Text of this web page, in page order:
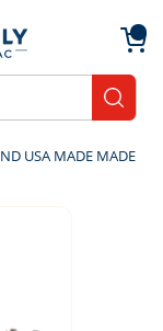
USA MADE MADE